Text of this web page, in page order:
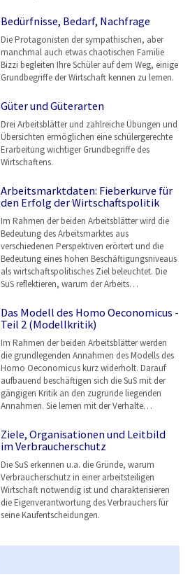
Bedürfnisse, Bedarf, Nachfrage
Die Protagonisten der sympathischen, aber
manchmal auch etwas chaotischen Familie
Bizzi begleiten Ihre Schüler auf dem Weg, einige
Grundbegriffe der Wirtschaft kennen zu lernen.
Güter und Güterarten
Drei Arbeitsblätter und zahlreiche Übungen und
Übersichten ermöglichen eine schülergerechte
Erarbeitung wichtiger Grundbegriffe des
Wirtschaftens.
Arbeitsmarktdaten: Fieberkurve für
den Erfolg der Wirtschaftspolitik
Im Rahmen der beiden Arbeitsblätter wird die
Bedeutung des Arbeitsmarktes aus
verschiedenen Perspektiven erörtert und die
Bedeutung eines hohen Beschäftigungsniveaus
als wirtschaftspolitisches Ziel beleuchtet. Die
SuS reflektieren, warum der Arbeits…
Das Modell des Homo Oeconomicus -
Teil 2 (Modellkritik)
Im Rahmen der beiden Arbeitsblätter werden
die grundlegenden Annahmen des Modells des
Homo Oeconomicus kurz widerholt. Darauf
aufbauend beschäftigen sich die SuS mit der
gängigen Kritik an den zugrunde liegenden
Annahmen. Sie lernen mit der Verhalte…
Ziele, Organisationen und Leitbild
im Verbraucherschutz
Die SuS erkennen u.a. die Gründe, warum
Verbraucherschutz in einer arbeitsteiligen
Wirtschaft notwendig ist und charakterisieren
die Eigenverantwortung des Verbrauchers für
seine Kaufentscheidungen.